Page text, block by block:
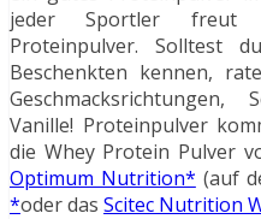
jeder Sportler freut
Proteinpulver. Solltest
Beschenkten kennen,
Geschmacksrichtungen,
Vanille! Proteinpulver
die Whey Protein Pulver
Optimum Nutrition* (auf
*oder das Scitec Nutrition